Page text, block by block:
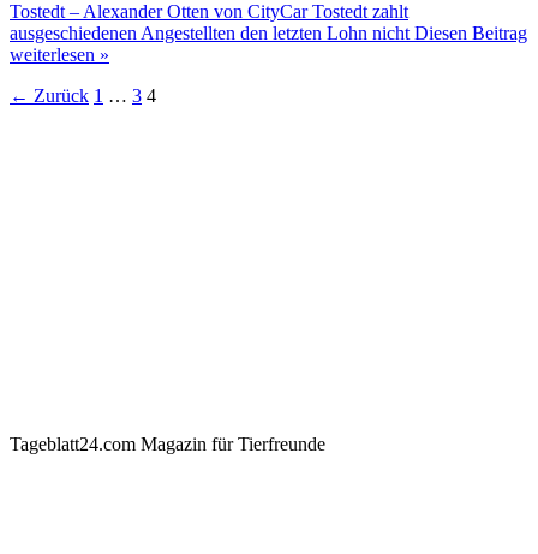
Tostedt – Alexander Otten von CityCar Tostedt zahlt
ausgeschiedenen Angestellten den letzten Lohn nicht Diesen Beitrag
weiterlesen »
← Zurück 1 … 3 4
Tageblatt24.com Magazin für Tierfreunde